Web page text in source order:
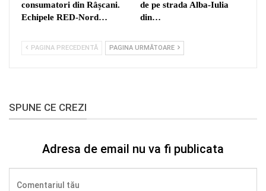
consumatori din Râșcani.
Echipele RED-Nord…
de pe strada Alba-Iulia
din…
PAGINA PRECEDENTĂ PAGINA URMĂTOARE
SPUNE CE CREZI
Adresa de email nu va fi publicata